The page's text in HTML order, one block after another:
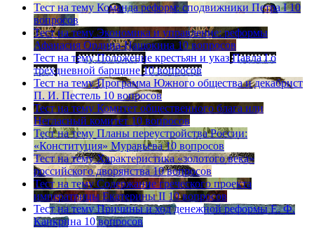
Тест на тему Команда реформ: сподвижники Петра I 10
вопросов
Тест на тему Экономика и управление: реформы
Афанасия Ордина-Нащокина 10 вопросов
Тест на тему Положение крестьян и указ Павла I о
трехдневной барщине 10 вопросов
Тест на тему Программа Южного общества и декабрист
П. И. Пестель 10 вопросов
Тест на тему Комитет общественного блага или
Негласный комитет 10 вопросов
Тест на тему Планы переустройства России:
«Конституция» Муравьева 10 вопросов
Тест на тему Характеристика «золотого века»
российского дворянства 10 вопросов
Тест на тему Содержание греческого проекта
императрицы Екатерины II 10 вопросов
Тест на тему Причины и ход денежной реформы Е. Ф.
Канкрина 10 вопросов